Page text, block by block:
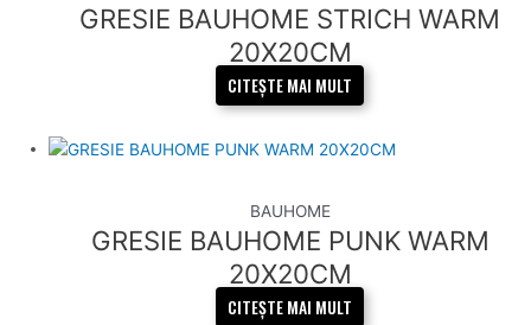
GRESIE BAUHOME STRICH WARM
20X20CM
CITEȘTE MAI MULT
BAUHOME
GRESIE BAUHOME PUNK WARM
20X20CM
CITEȘTE MAI MULT